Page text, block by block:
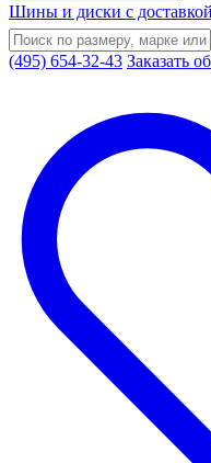
Шины и диски с
(495) 654-32-43 Заказать